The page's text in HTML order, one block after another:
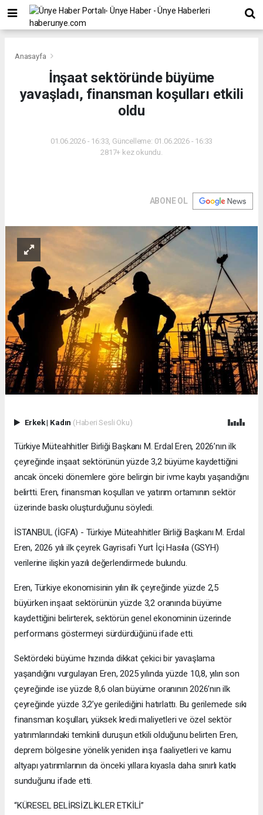
Anasayfa
İnşaat sektöründe büyüme
yavaşladı, finansman koşulları etkili
oldu
01.06.2026 - 16:33, Güncelleme: 01.06.2026 - 16:33
2817+ kez okundu.
ABONE OL
Erkek| Kadın (Haberi Sesli Oku)
Türkiye Müteahhitler Birliği Başkanı M. Erdal Eren, 2026’nın ilk
çeyreğinde inşaat sektörünün yüzde 3,2 büyüme kaydettiğini
ancak önceki dönemlere göre belirgin bir ivme kaybı yaşandığını
belirtti. Eren, finansman koşulları ve yatırım ortamının sektör
üzerinde baskı oluşturduğunu söyledi.
İSTANBUL (İGFA) - Türkiye Müteahhitler Birliği Başkanı M. Erdal
Eren, 2026 yılı ilk çeyrek Gayrisafi Yurt İçi Hasıla (GSYH)
verilerine ilişkin yazılı değerlendirmede bulundu.
Eren, Türkiye ekonomisinin yılın ilk çeyreğinde yüzde 2,5
büyürken inşaat sektörünün yüzde 3,2 oranında büyüme
kaydettiğini belirterek, sektörün genel ekonominin üzerinde
performans göstermeyi sürdürdüğünü ifade etti.
Sektördeki büyüme hızında dikkat çekici bir yavaşlama
yaşandığını vurgulayan Eren, 2025 yılında yüzde 10,8, yılın son
çeyreğinde ise yüzde 8,6 olan büyüme oranının 2026’nın ilk
çeyreğinde yüzde 3,2’ye gerilediğini hatırlattı. Bu gerilemede sıkı
finansman koşulları, yüksek kredi maliyetleri ve özel sektör
yatırımlarındaki temkinli duruşun etkili olduğunu belirten Eren,
deprem bölgesine yönelik yeniden inşa faaliyetleri ve kamu
altyapı yatırımlarının da önceki yıllara kıyasla daha sınırlı katkı
sunduğunu ifade etti.
“KÜRESEL BELİRSİZLİKLER ETKİLİ”